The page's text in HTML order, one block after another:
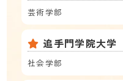
芸術学部
追手門学院大学
社会学部